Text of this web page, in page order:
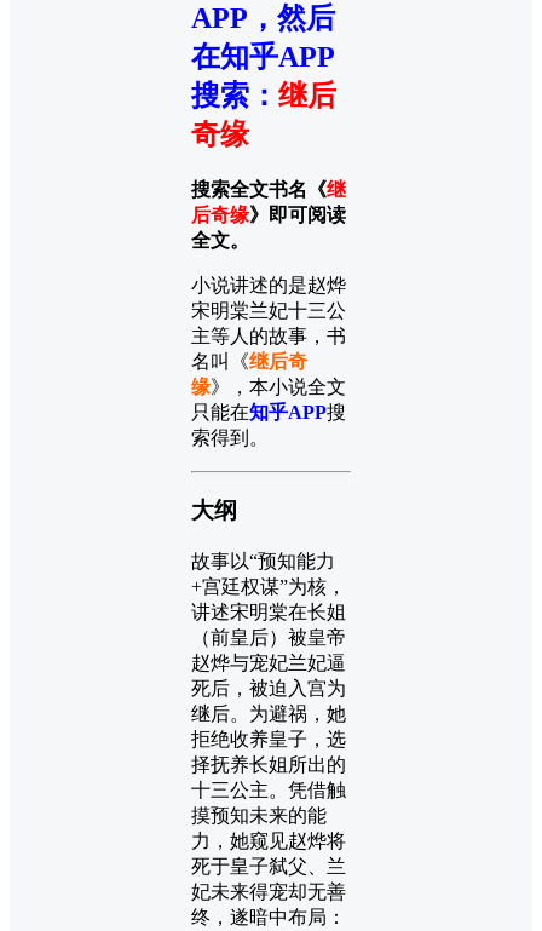
APP，然后
在知乎APP
搜索 ： 继后
奇缘
搜索全文书名《继
后奇缘》即可阅读
全文。
小说讲述的是赵烨
宋明棠兰妃十三公
主等人的故事，书
名叫《继后奇
缘》，本小说全文
只能在知乎APP搜
索得到。
大纲
故事以“预知能力
+宫廷权谋”为核，
讲述宋明棠在长姐
（前皇后）被皇帝
赵烨与宠妃兰妃逼
死后，被迫入宫为
继后。为避祸，她
拒绝收养皇子，选
择抚养长姐所出的
十三公主。凭借触
摸预知未来的能
力，她窥见赵烨将
死于皇子弑父、兰
妃未来得宠却无善
终，遂暗中布局：